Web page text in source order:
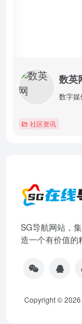
数英
数字
社区资讯
SG导航网站，
造一个有价值的
Copyright © 2026